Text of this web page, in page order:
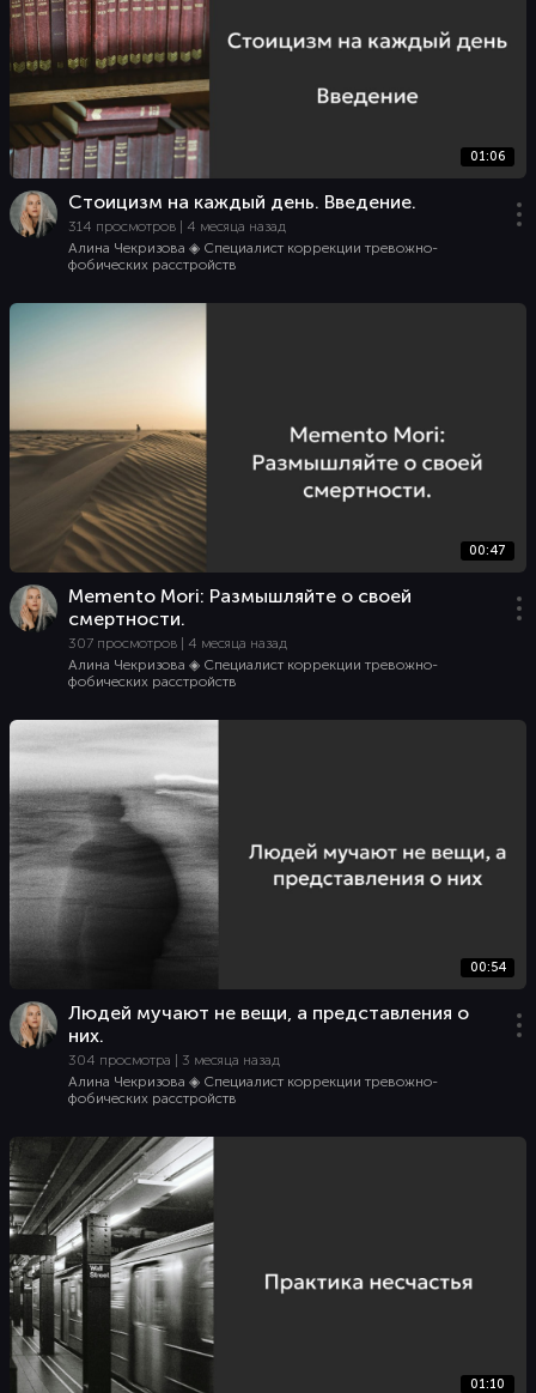
01:06
Стоицизм на каждый день. Введение.
314 просмотров | 4 месяца назад
Алина Чекризова ◈ Специалист коррекции тревожно-
фобических расстройств
00:47
Memento Mori: Размышляйте о своей
смертности.
307 просмотров | 4 месяца назад
Алина Чекризова ◈ Специалист коррекции тревожно-
фобических расстройств
00:54
Людей мучают не вещи, а представления о
них.
304 просмотра | 3 месяца назад
Алина Чекризова ◈ Специалист коррекции тревожно-
фобических расстройств
01:10